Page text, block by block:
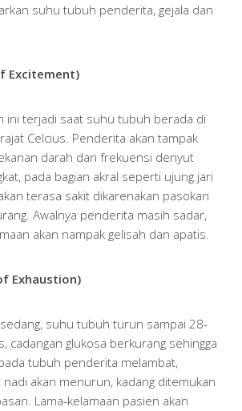
suhu tubuh penderita, gejala dan
Excitement)
ini terjadi saat suhu tubuh berada di
Celcius. Penderita akan tampak
darah dan frekuensi denyut
pada bagian akral seperti ujung jari
terasa sakit dikarenakan pasokan
Awalnya penderita masih sadar,
akan nampak gelisah dan apatis.
Exhaustion)
suhu tubuh turun sampai 28-
cadangan glukosa berkurang sehingga
tubuh penderita melambat,
akan menurun, kadang ditemukan
Lama-kelamaan pasien akan